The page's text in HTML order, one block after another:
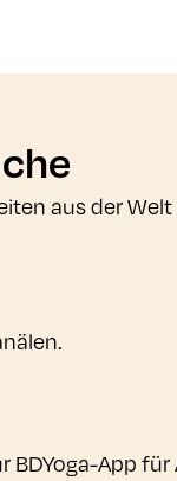
aus der Welt
App für